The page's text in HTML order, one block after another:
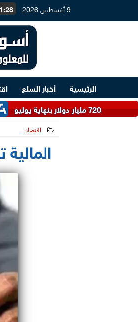
9 أغسطس 2026
الرئيسية أخبار السلع
صادرات
اقتصاد